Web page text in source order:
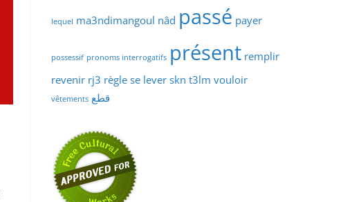
lequel ma3ndimangoul nâd passé payer
possessif pronoms interrogatifs présent remplir
revenir rj3 règle se lever skn t3lm vouloir
vêtements قطع